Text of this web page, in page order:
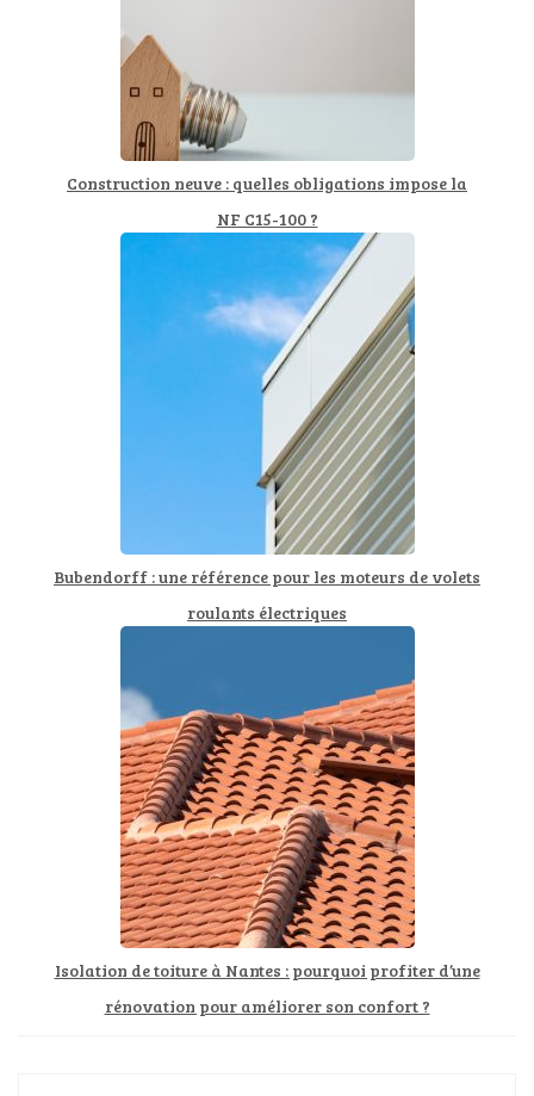
Construction neuve : quelles obligations impose la
NF C15-100 ?
Bubendorff : une référence pour les moteurs de volets
roulants électriques
Isolation de toiture à Nantes : pourquoi profiter d’une
rénovation pour améliorer son confort ?